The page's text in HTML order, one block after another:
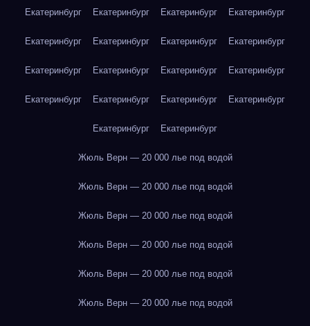
Екатеринбург Екатеринбург Екатеринбург Екатеринбург
Екатеринбург Екатеринбург Екатеринбург Екатеринбург
Екатеринбург Екатеринбург Екатеринбург Екатеринбург
Екатеринбург Екатеринбург Екатеринбург Екатеринбург
Екатеринбург Екатеринбург
Жюль Верн — 20 000 лье под водой
Жюль Верн — 20 000 лье под водой
Жюль Верн — 20 000 лье под водой
Жюль Верн — 20 000 лье под водой
Жюль Верн — 20 000 лье под водой
Жюль Верн — 20 000 лье под водой